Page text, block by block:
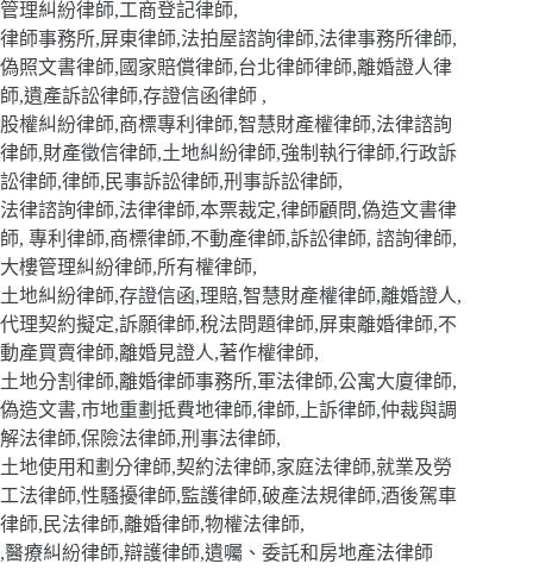
管理糾紛律師,工商登記律師,
律師事務所,屏東律師,法拍屋諮詢律師,法律事務所律師,
偽照文書律師,國家賠償律師,台北律師律師,離婚證人律
師,遺產訴訟律師,存證信函律師 ,
股權糾紛律師,商標專利律師,智慧財產權律師,法律諮詢
律師,財產徵信律師,土地糾紛律師,強制執行律師,行政訴
訟律師,律師,民事訴訟律師,刑事訴訟律師,
法律諮詢律師,法律律師,本票裁定,律師顧問,偽造文書律
師, 專利律師,商標律師,不動產律師,訴訟律師, 諮詢律師,
大樓管理糾紛律師,所有權律師,
土地糾紛律師,存證信函,理賠,智慧財產權律師,離婚證人,
代理契約擬定,訴願律師,稅法問題律師,屏東離婚律師,不
動產買賣律師,離婚見證人,著作權律師,
土地分割律師,離婚律師事務所,軍法律師,公寓大廈律師,
偽造文書,市地重劃抵費地律師,律師,上訴律師,仲裁與調
解法律師,保險法律師,刑事法律師,
土地使用和劃分律師,契約法律師,家庭法律師,就業及勞
工法律師,性騷擾律師,監護律師,破產法規律師,酒後駕車
律師,民法律師,離婚律師,物權法律師,
,醫療糾紛律師,辯護律師,遺囑、委託和房地產法律師